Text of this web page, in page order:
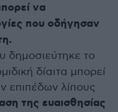
να
που οδήγησαν
δημοσιεύτηκε το
δίαιτα μπορεί
επιπέδων λίπους
της ευαισθησίας